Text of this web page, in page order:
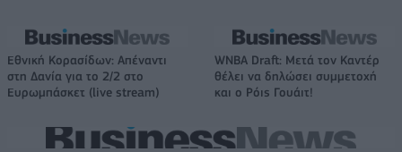
Εθνική Κορασίδων: Απέναντι
στη Δανία για το 2/2 στο
Ευρωμπάσκετ (live stream)
WNBA Draft: Μετά τον Καντέρ
θέλει να δηλώσει συμμετοχή
και ο Ρόις Γουάιτ!